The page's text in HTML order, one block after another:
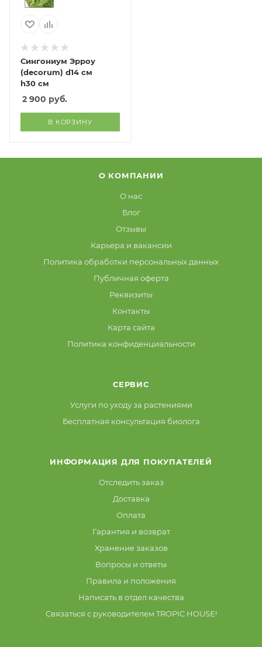
Сингониум Эрроу
(decorum) d14 см
h30 см
2 900 руб.
В КОРЗИНУ
О КОМПАНИИ
О нас
Блог
Отзывы
Карьера и вакансии
Политика обработки персональных данных
Публичная оферта
Реквизиты
Контакты
Карта сайта
Политика конфиденциальности
СЕРВИС
Услуги по уходу за растениями
Бесплатная консультация биолога
ИНФОРМАЦИЯ ДЛЯ ПОКУПАТЕЛЕЙ
Отследить заказ
Доставка
Оплата
Гарантия и возврат
Хранение заказов
Вопросы и ответы
Правила и положения
Написать в отдел качества
Связаться с руководителем TROPIC HOUSE!